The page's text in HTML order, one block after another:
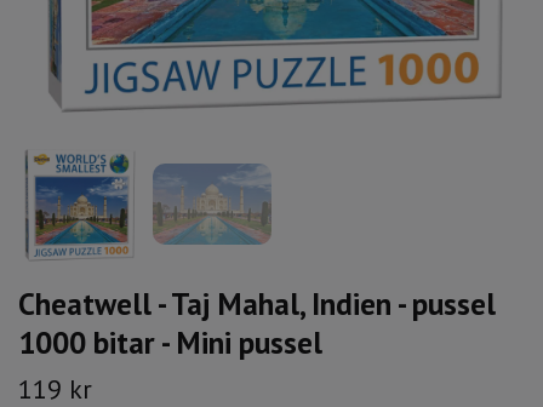
Cheatwell - Taj Mahal, Indien - pussel
1000 bitar - Mini pussel
119 kr